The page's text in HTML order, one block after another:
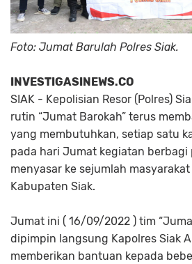
Foto: Jumat Barulah Polres Siak.
INVESTIGASINEWS.CO
SIAK - Kepolisian Resor (Polres)
rutin “Jumat Barokah” terus
yang membutuhkan, setiap satu
pada hari Jumat kegiatan berbagi
menyasar ke sejumlah
Kabupaten Siak.
Jumat ini ( 16/09/2022 ) tim
dipimpin langsung Kapolres Siak
memberikan bantuan kepada